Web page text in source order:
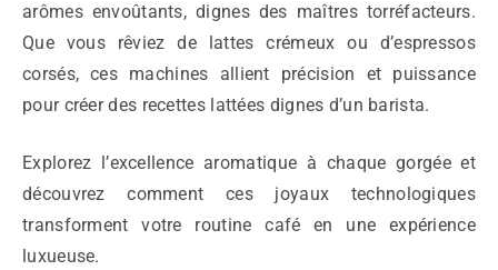
arômes envoûtants, dignes des maîtres torréfacteurs.
Que vous rêviez de lattes crémeux ou d’espressos
corsés, ces machines allient précision et puissance
pour créer des recettes lattées dignes d’un barista.
Explorez l’excellence aromatique à chaque gorgée et
découvrez comment ces joyaux technologiques
transforment votre routine café en une expérience
luxueuse.